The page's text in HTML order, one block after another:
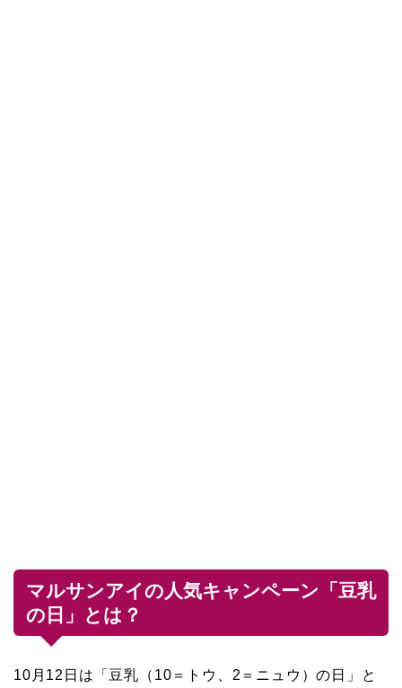
マルサンアイの人気キャンペーン「豆乳
の日」とは？
10月12日は「豆乳（10＝トウ、2＝ニュウ）の日」と